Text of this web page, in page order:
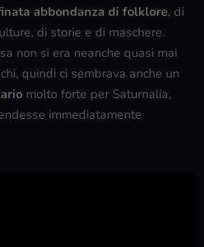
abbondanza di folklore, di
di storie e di maschere.
non si era neanche quasi mai
quindi ci sembrava anche un
molto forte per Saturnalia,
immediatamente